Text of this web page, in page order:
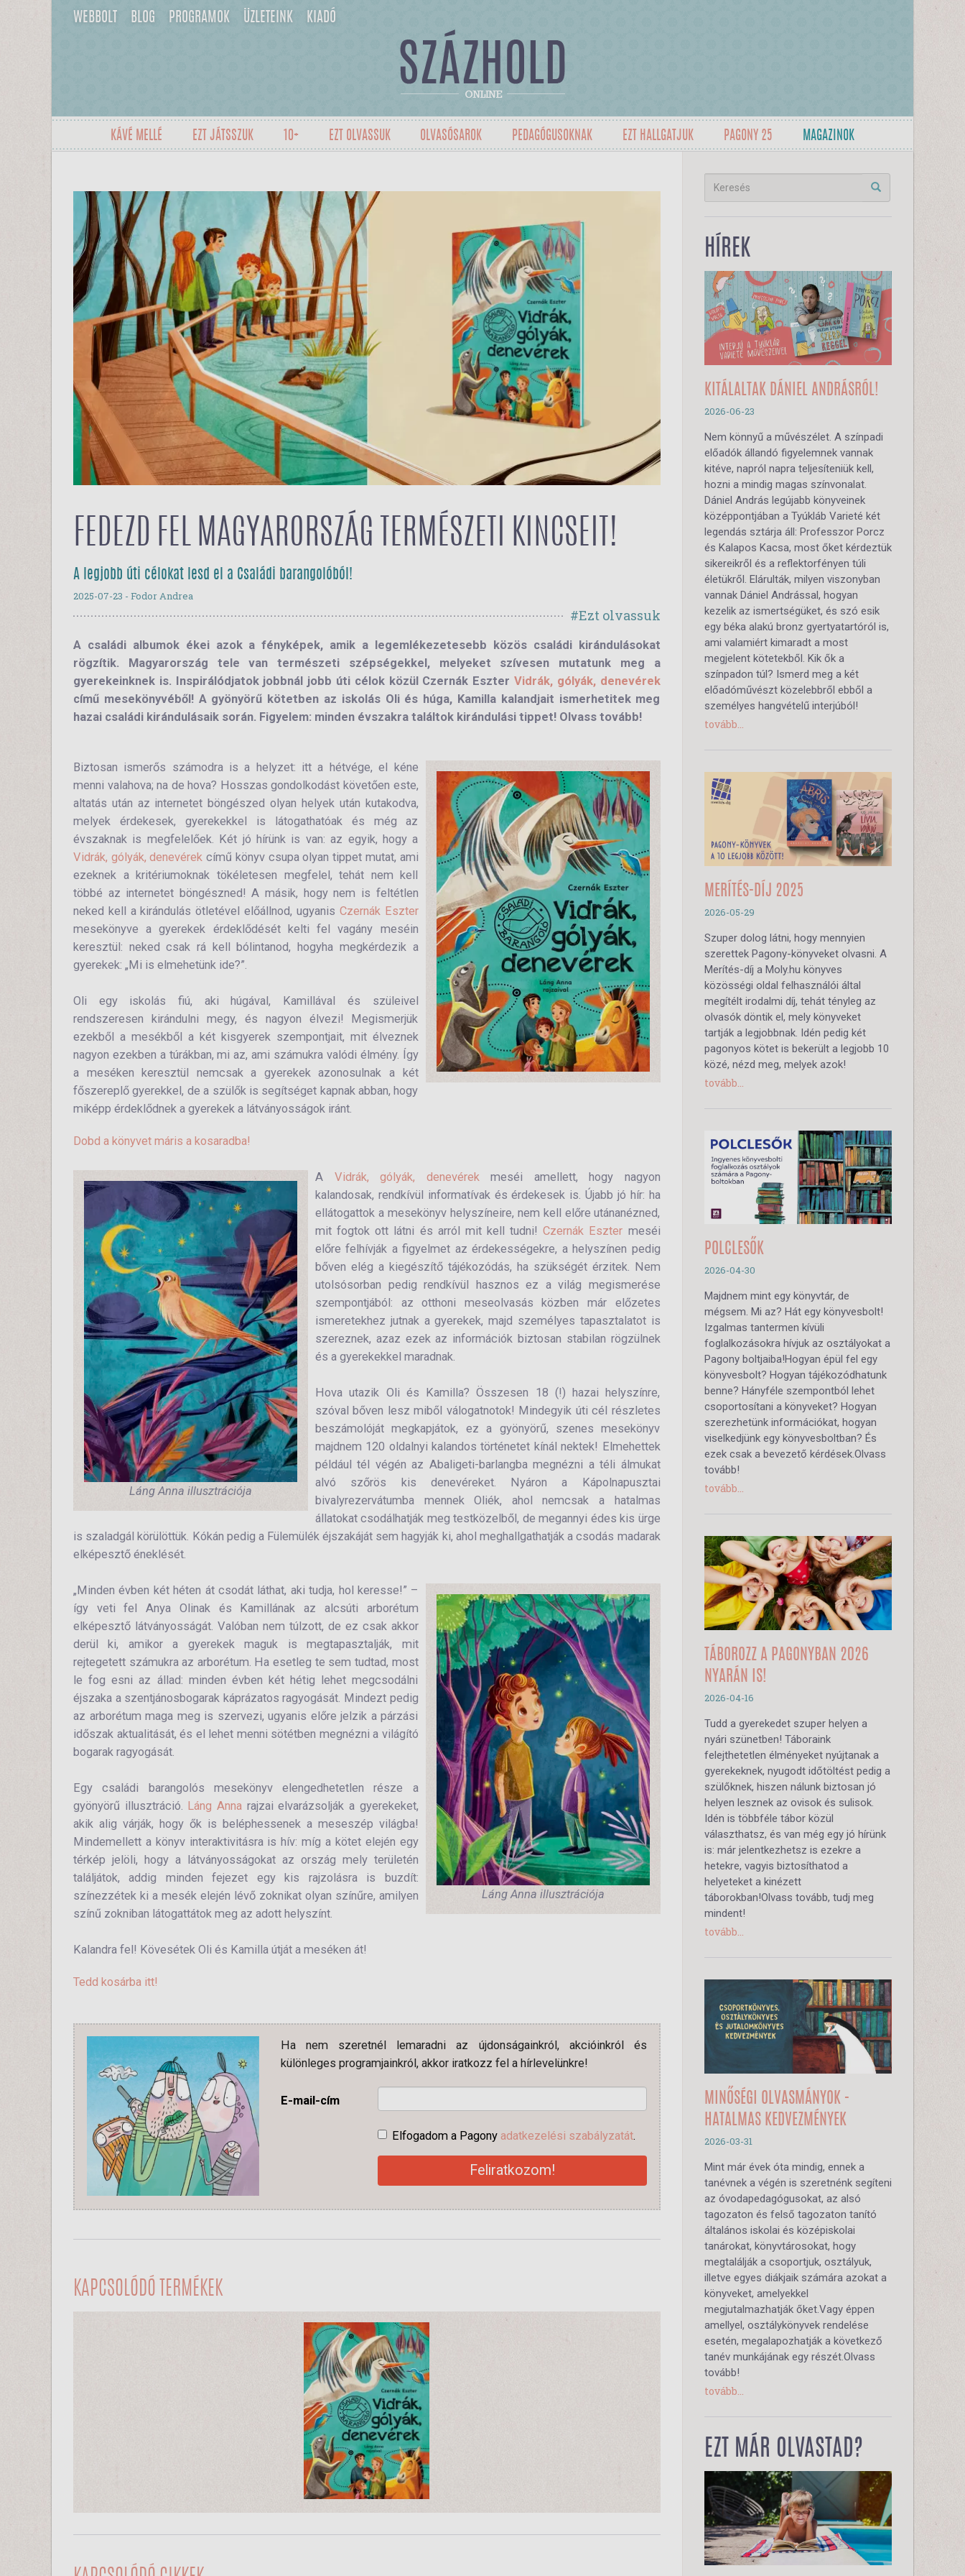
WEBBOLT BLOG PROGRAMOK ÜZLETEINK KIADÓ
KÁVÉ MELLÉ EZT JÁTSSZUK 10+ EZT OLVASSUK OLVASÓSAROK PEDAGÓGUSOKNAK EZT HALLGATJUK PAGONY 25 MAGAZINOK
FEDEZD FEL MAGYARORSZÁG TERMÉSZETI KINCSEIT!
A legjobb úti célokat lesd el a Családi barangolóból!
2025-07-23 - Fodor Andrea
#Ezt olvassuk
A családi albumok ékei azok a fényképek, amik a legemlékezetesebb közös családi kirándulásokat
rögzítik. Magyarország tele van természeti szépségekkel, melyeket szívesen mutatunk meg a
gyerekeinknek is. Inspirálódjatok jobbnál jobb úti célok közül Czernák Eszter Vidrák, gólyák, denevérek
című mesekönyvéből! A gyönyörű kötetben az iskolás Oli és húga, Kamilla kalandjait ismerhetitek meg
hazai családi kirándulásaik során. Figyelem: minden évszakra találtok kirándulási tippet! Olvass tovább!
Biztosan ismerős számodra is a helyzet: itt a hétvége, el kéne
menni valahova; na de hova? Hosszas gondolkodást követően este,
altatás után az internetet böngészed olyan helyek után kutakodva,
melyek érdekesek, gyerekekkel is látogathatóak és még az
évszaknak is megfelelőek. Két jó hírünk is van: az egyik, hogy a
Vidrák, gólyák, denevérek című könyv csupa olyan tippet mutat, ami
ezeknek a kritériumoknak tökéletesen megfelel, tehát nem kell
többé az internetet böngészned! A másik, hogy nem is feltétlen
neked kell a kirándulás ötletével előállnod, ugyanis Czernák Eszter
mesekönyve a gyerekek érdeklődését kelti fel vagány meséin
keresztül: neked csak rá kell bólintanod, hogyha megkérdezik a
gyerekek: „Mi is elmehetünk ide?”.
Oli egy iskolás fiú, aki húgával, Kamillával és szüleivel
rendszeresen kirándulni megy, és nagyon élvezi! Megismerjük
ezekből a mesékből a két kisgyerek szempontjait, mit élveznek
nagyon ezekben a túrákban, mi az, ami számukra valódi élmény. Így
a meséken keresztül nemcsak a gyerekek azonosulnak a két
főszereplő gyerekkel, de a szülők is segítséget kapnak abban, hogy
miképp érdeklődnek a gyerekek a látványosságok iránt.
Dobd a könyvet máris a kosaradba!
Láng Anna illusztrációja
A Vidrák, gólyák, denevérek meséi amellett, hogy nagyon
kalandosak, rendkívül informatívak és érdekesek is. Újabb jó hír: ha
ellátogattok a mesekönyv helyszíneire, nem kell előre utánanézned,
mit fogtok ott látni és arról mit kell tudni!Czernák Eszter meséi
előre felhívják a figyelmet az érdekességekre, a helyszínen pedig
bőven elég a kiegészítő tájékozódás, ha szükségét érzitek. Nem
utolsósorban pedig rendkívül hasznos ez a világ megismerése
szempontjából: az otthoni meseolvasás közben már előzetes
ismeretekhez jutnak a gyerekek, majd személyes tapasztalatot is
szereznek, azaz ezek az információk biztosan stabilan rögzülnek
és a gyerekekkel maradnak.
Hova utazik Oli és Kamilla? Összesen 18 (!) hazai helyszínre,
szóval bőven lesz miből válogatnotok! Mindegyik úti cél részletes
beszámolóját megkapjátok, ez a gyönyörű, szenes mesekönyv
majdnem 120 oldalnyi kalandos történetet kínál nektek! Elmehettek
például tél végén az Abaligeti-barlangba megnézni a téli álmukat
alvó szőrös kis denevéreket. Nyáron a Kápolnapusztai
bivalyrezervátumba mennek Oliék, ahol nemcsak a hatalmas
állatokat csodálhatják meg testközelből, de megannyi édes kis ürge
is szaladgál körülöttük. Kókán pedig a Fülemülék éjszakáját sem hagyják ki, ahol meghallgathatják a csodás madarak
elképesztő éneklését.
Láng Anna illusztrációja
„Minden évben két héten át csodát láthat, aki tudja, hol keresse!” –
így veti fel Anya Olinak és Kamillának az alcsúti arborétum
elképesztő látványosságát. Valóban nem túlzott, de ez csak akkor
derül ki, amikor a gyerekek maguk is megtapasztalják, mit
rejtegetett számukra az arborétum. Ha esetleg te sem tudtad, most
le fog esni az állad: minden évben két hétig lehet megcsodálni
éjszaka a szentjánosbogarak káprázatos ragyogását. Mindezt pedig
az arborétum maga meg is szervezi, ugyanis előre jelzik a párzási
időszak aktualitását, és el lehet menni sötétben megnézni a világító
bogarak ragyogását.
Egy családi barangolós mesekönyv elengedhetetlen része a
gyönyörű illusztráció. Láng Anna rajzai elvarázsolják a gyerekeket,
akik alig várják, hogy ők is beléphessenek a meseszép világba!
Mindemellett a könyv interaktivitásra is hív: míg a kötet elején egy
térkép jelöli, hogy a látványosságokat az ország mely területén
találjátok, addig minden fejezet egy kis rajzolásra is buzdít:
színezzétek ki a mesék elején lévő zoknikat olyan színűre, amilyen
színű zokniban látogattátok meg az adott helyszínt.
Kalandra fel! Kövesétek Oli és Kamilla útját a meséken át!
Tedd kosárba itt!
Ha nem szeretnél lemaradni az újdonságainkról, akcióinkról és
különleges programjainkról, akkor iratkozz fel a hírlevelünkre!
E-mail-cím
Elfogadom a Pagony adatkezelési szabályzatát.
Feliratkozom!
KAPCSOLÓDÓ TERMÉKEK
4990 Ft
HÍREK
KITÁLALTAK DÁNIEL ANDRÁSRÓL!
2026-06-23
Nem könnyű a művészélet. A színpadi
előadók állandó figyelemnek vannak
kitéve, napról napra teljesíteniük kell,
hozni a mindig magas színvonalat.
Dániel András legújabb könyveinek
középpontjában a Tyúkláb Varieté két
legendás sztárja áll: Professzor Porcz
és Kalapos Kacsa, most őket kérdeztük
sikereikről és a reflektorfényen túli
életükről. Elárulták, milyen viszonyban
vannak Dániel Andrással, hogyan
kezelik az ismertségüket, és szó esik
egy béka alakú bronz gyertyatartóról is,
ami valamiért kimaradt a most
megjelent kötetekből. Kik ők a
színpadon túl? Ismerd meg a két
előadóművészt közelebbről ebből a
személyes hangvételű interjúból!
tovább...
MERÍTÉS-DÍJ 2025
2026-05-29
Szuper dolog látni, hogy mennyien
szerettek Pagony-könyveket olvasni. A
Merítés-díj a Moly.hu könyves
közösségi oldal felhasználói által
megítélt irodalmi díj, tehát tényleg az
olvasók döntik el, mely könyveket
tartják a legjobbnak. Idén pedig két
pagonyos kötet is bekerült a legjobb 10
közé, nézd meg, melyek azok!
tovább...
POLCLESŐK
2026-04-30
Majdnem mint egy könyvtár, de
mégsem. Mi az? Hát egy könyvesbolt!
Izgalmas tantermen kívüli
foglalkozásokra hívjuk az osztályokat a
Pagony boltjaiba!Hogyan épül fel egy
könyvesbolt? Hogyan tájékozódhatunk
benne? Hányféle szempontból lehet
csoportosítani a könyveket? Hogyan
szerezhetünk információkat, hogyan
viselkedjünk egy könyvesboltban? És
ezek csak a bevezető kérdések.Olvass
tovább!
tovább...
TÁBOROZZ A PAGONYBAN 2026
NYARÁN IS!
2026-04-16
Tudd a gyerekedet szuper helyen a
nyári szünetben! Táboraink
felejthetetlen élményeket nyújtanak a
gyerekeknek, nyugodt időtöltést pedig a
szülőknek, hiszen nálunk biztosan jó
helyen lesznek az ovisok és sulisok.
Idén is többféle tábor közül
választhatsz, és van még egy jó hírünk
is: már jelentkezhetsz is ezekre a
hetekre, vagyis biztosíthatod a
helyeteket a kinézett
táborokban!Olvass tovább, tudj meg
mindent!
tovább...
MINŐSÉGI OLVASMÁNYOK -
HATALMAS KEDVEZMÉNYEK
2026-03-31
Mint már évek óta mindig, ennek a
tanévnek a végén is szeretnénk segíteni
az óvodapedagógusokat, az alsó
tagozaton és felső tagozaton tanító
általános iskolai és középiskolai
tanárokat, könyvtárosokat, hogy
megtalálják a csoportjuk, osztályuk,
illetve egyes diákjaik számára azokat a
könyveket, amelyekkel
megjutalmazhatják őket.Vagy éppen
amellyel, osztálykönyvek rendelése
esetén, megalapozhatják a következő
tanév munkájának egy részét.Olvass
tovább!
tovább...
EZT MÁR OLVASTAD?